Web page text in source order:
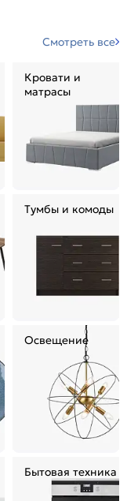
Смотреть все
Кровати и
матрасы
Тумбы и комоды
Освещение
Бытовая техника